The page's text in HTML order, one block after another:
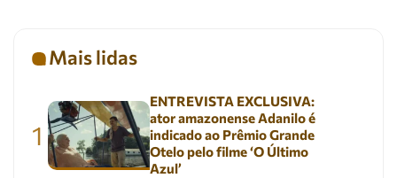
Mais lidas
1
ENTREVISTA EXCLUSIVA:
ator amazonense Adanilo é
indicado ao Prêmio Grande
Otelo pelo filme ‘O Último
Azul’